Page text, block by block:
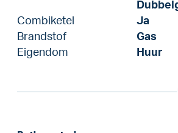
Combiketel
Ja
Brandstof
Gas
Eigendom
Huur